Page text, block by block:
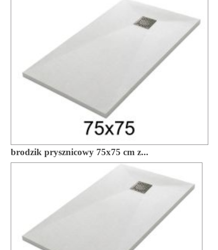
brodzik prysznicowy 75x75 cm z...